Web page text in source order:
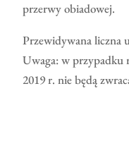
przerwy obiadowej.
Przewidywana liczna
Uwaga: w przypadku
2019 r. nie będą